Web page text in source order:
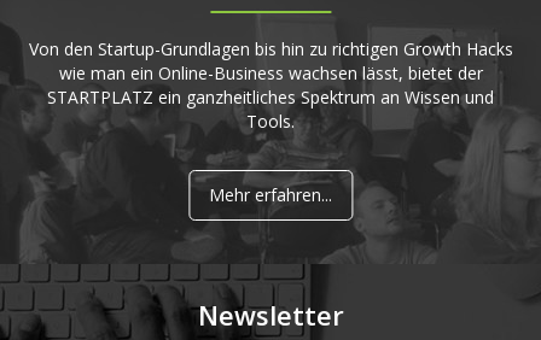
Von den Startup-Grundlagen bis hin zu richtigen Growth Hacks
wie man ein Online-Business wachsen lässt, bietet der
STARTPLATZ ein ganzheitliches Spektrum an Wissen und
Tools.
Mehr erfahren...
Newsletter